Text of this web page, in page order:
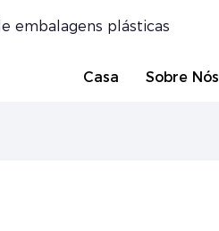
embalagens plásticas
Casa Sobre Nós